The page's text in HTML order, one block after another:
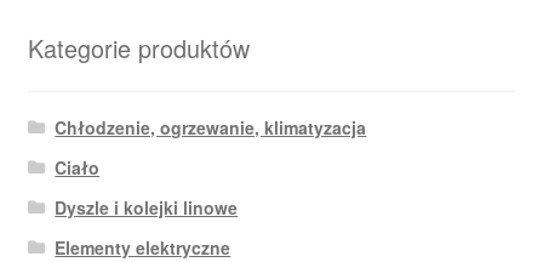
Kategorie produktów
Chłodzenie, ogrzewanie, klimatyzacja
Ciało
Dyszle i kolejki linowe
Elementy elektryczne